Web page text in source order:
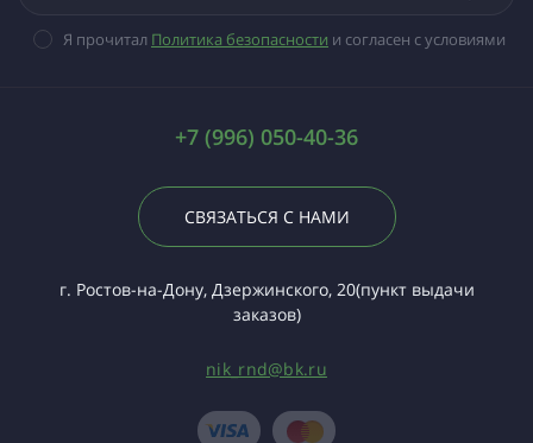
Я прочитал Политика безопасности и согласен с условиями
+7 (996) 050-40-36
СВЯЗАТЬСЯ С НАМИ
г. Ростов-на-Дону, Дзержинского, 20(пункт выдачи
заказов)
nik_rnd@bk.ru